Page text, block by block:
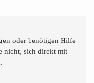
oder benötigen Hilfe
nicht, sich direkt mit